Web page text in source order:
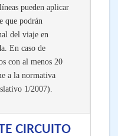
pueden aplicar
que podrán
del viaje en
En caso de
con al menos 20
a la normativa
1/2007).
CIRCUITO